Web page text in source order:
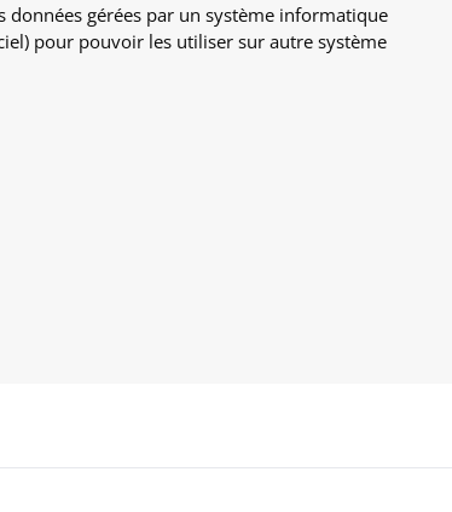
données gérées par un système informatique
pour pouvoir les utiliser sur autre système